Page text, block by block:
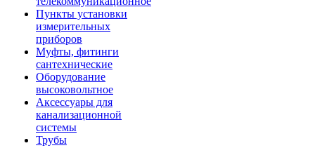
Пункты установки
измерительных
приборов
Муфты, фитинги
сантехнические
Оборудование
высоковольтное
Аксессуары для
канализационной
системы
Трубы